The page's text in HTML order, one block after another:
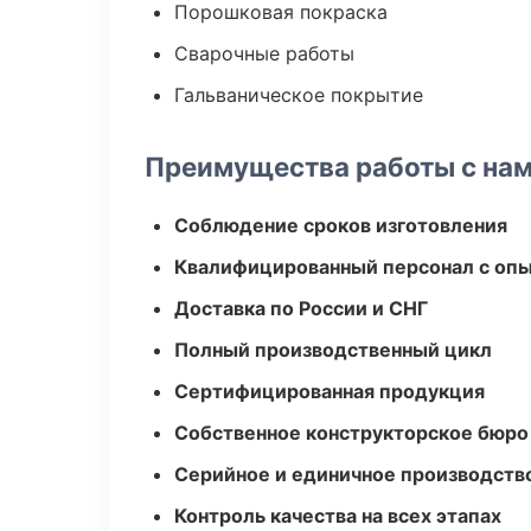
Порошковая покраска
Сварочные работы
Гальваническое покрытие
Преимущества работы с
Соблюдение сроков изготовления
Квалифицированный персонал с
Доставка по России и СНГ
Полный производственный цикл
Сертифицированная продукция
Собственное конструкторское бюро
Серийное и единичное
Контроль качества на всех этапах